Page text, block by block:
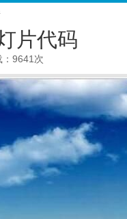
片代码
9641次